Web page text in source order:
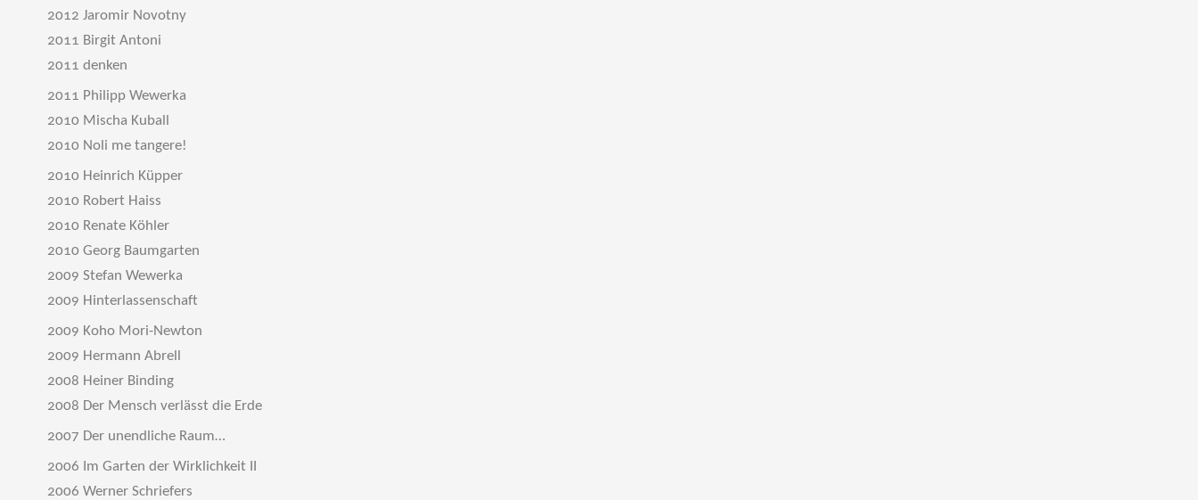
2012 Jaromir Novotny
2011 Birgit Antoni
2011 denken
2011 Philipp Wewerka
2010 Mischa Kuball
2010 Noli me tangere!
2010 Heinrich Küpper
2010 Robert Haiss
2010 Renate Köhler
2010 Georg Baumgarten
2009 Stefan Wewerka
2009 Hinterlassenschaft
2009 Koho Mori-Newton
2009 Hermann Abrell
2008 Heiner Binding
2008 Der Mensch verlässt die Erde
2007 Der unendliche Raum…
2006 Im Garten der Wirklichkeit II
2006 Werner Schriefers